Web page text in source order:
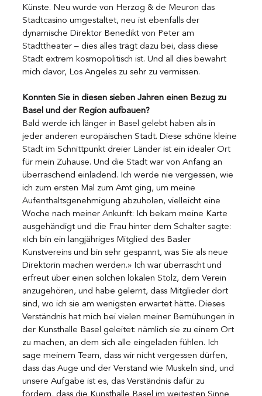
Künste. Neu wurde von Herzog & de Meuron das
Stadtcasino umgestaltet, neu ist ebenfalls der
dynamische Direktor Benedikt von Peter am
Stadttheater – dies alles trägt dazu bei, dass diese
Stadt extrem kosmopolitisch ist. Und all dies bewahrt
mich davor, Los Angeles zu sehr zu vermissen.
Konnten Sie in diesen sieben Jahren einen Bezug zu
Basel und der Region aufbauen?
Bald werde ich länger in Basel gelebt haben als in
jeder anderen europäischen Stadt. Diese schöne kleine
Stadt im Schnittpunkt dreier Länder ist ein idealer Ort
für mein Zuhause. Und die Stadt war von Anfang an
überraschend einladend. Ich werde nie vergessen, wie
ich zum ersten Mal zum Amt ging, um meine
Aufenthaltsgenehmigung abzuholen, vielleicht eine
Woche nach meiner Ankunft: Ich bekam meine Karte
ausgehändigt und die Frau hinter dem Schalter sagte:
«Ich bin ein langjähriges Mitglied des Basler
Kunstvereins und bin sehr gespannt, was Sie als neue
Direktorin machen werden.» Ich war überrascht und
erfreut über einen solchen lokalen Stolz, dem Verein
anzugehören, und habe gelernt, dass Mitglieder dort
sind, wo ich sie am wenigsten erwartet hätte. Dieses
Verständnis hat mich bei vielen meiner Bemühungen in
der Kunsthalle Basel geleitet: nämlich sie zu einem Ort
zu machen, an dem sich alle eingeladen fühlen. Ich
sage meinem Team, dass wir nicht vergessen dürfen,
dass das Auge und der Verstand wie Muskeln sind, und
unsere Aufgabe ist es, das Verständnis dafür zu